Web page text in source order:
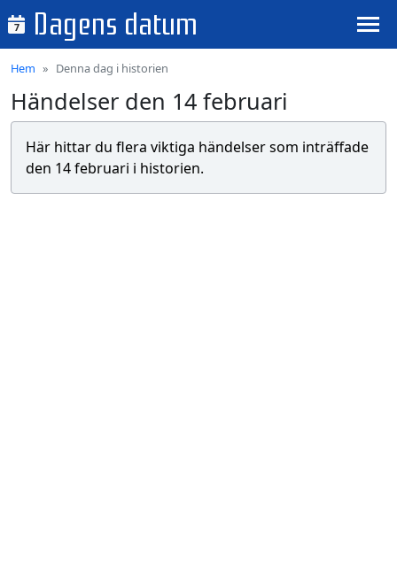
7 Dagens datum
Hem Denna dag i historien
Händelser den 14 februari
Här hittar du flera viktiga händelser som inträffade
den 14 februari i historien.